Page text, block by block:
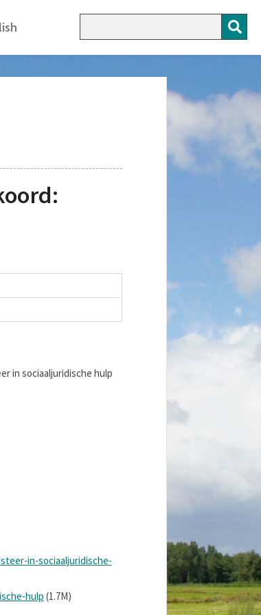
in sociaaljuridische hulp
in-sociaaljuridische-
hulp (1.7M)